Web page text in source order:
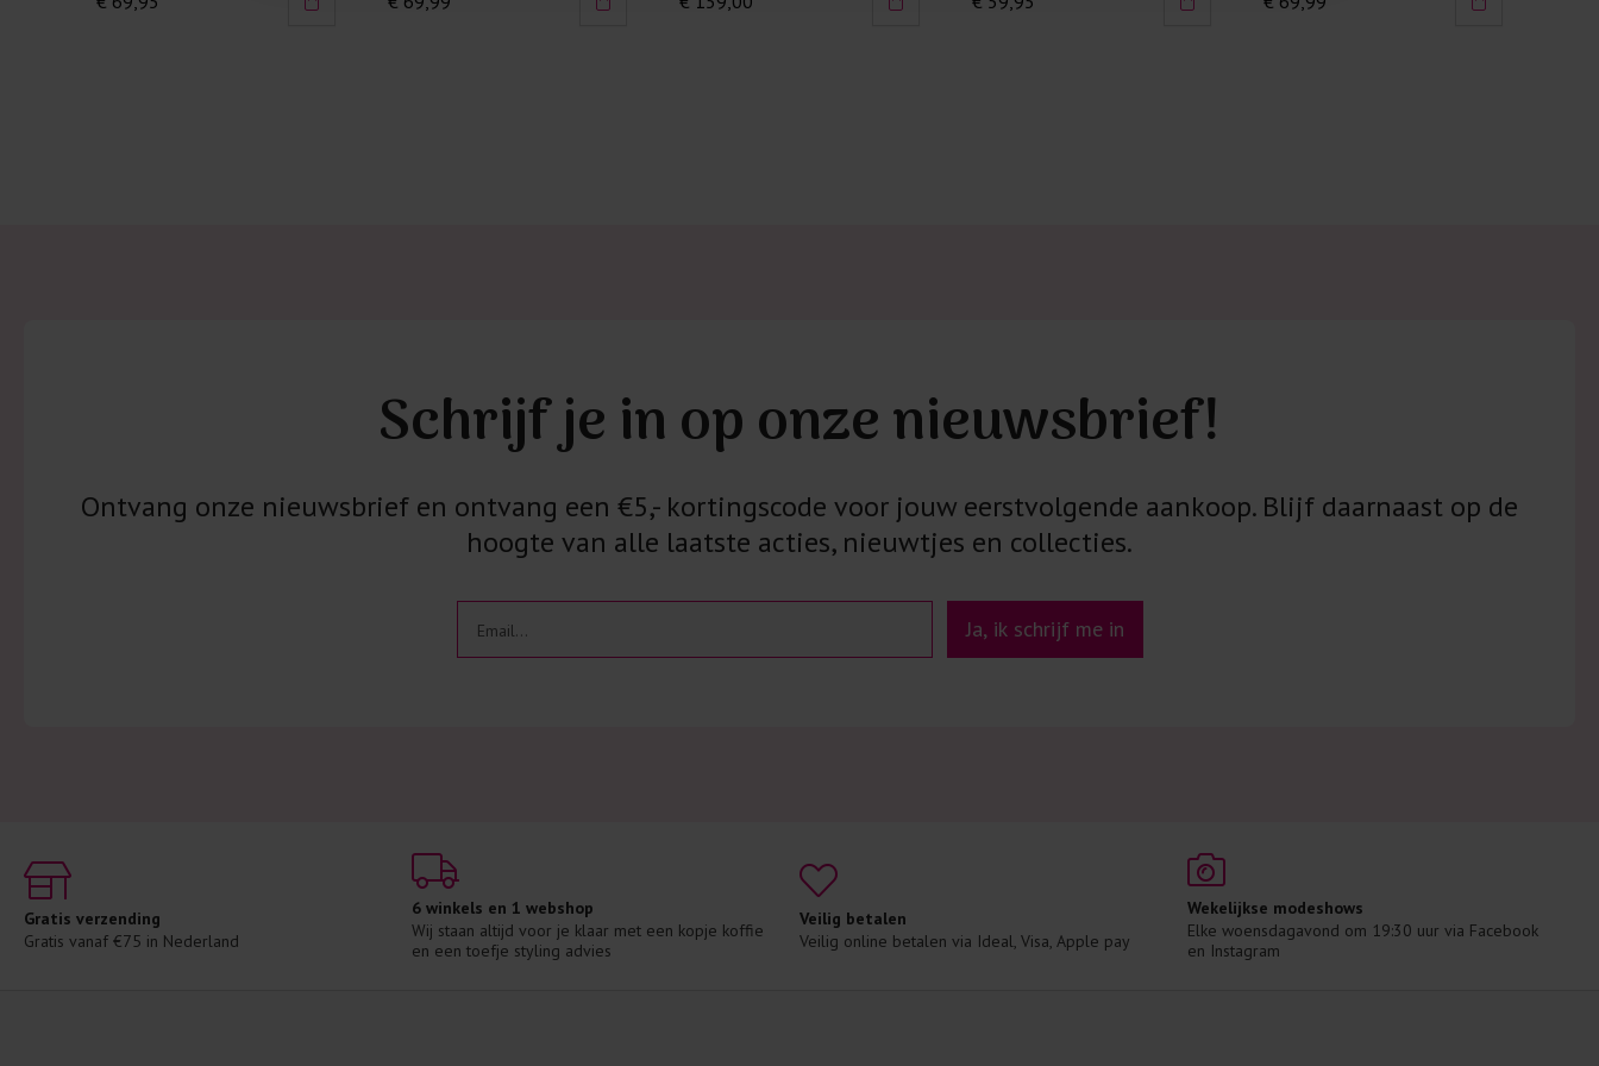
Schrijf je in op onze nieuwsbrief!
Ontvang onze nieuwsbrief en ontvang een €5,- kortingscode voor jouw eerstvolgende aankoop. Blijf daarnaast op de
hoogte van alle laatste acties, nieuwtjes en collecties.
Ja, ik schrijf me in
Gratis verzending
Gratis vanaf €75 in Nederland
6 winkels en 1 webshop
Wij staan altijd voor je klaar met een kopje koffie
en een toefje styling advies
Veilig betalen
Veilig online betalen via Ideal, Visa, Apple pay
Wekelijkse modeshows
Elke woensdagavond om 19:30 uur via Facebook
en Instagram